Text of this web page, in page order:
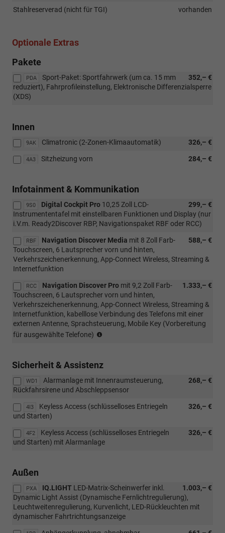
Stahlreserverad (nicht für TGI)
vorhanden
Optionale Extras
Pakete
PDA 352,– €
Sport-Paket: Sportfahrwerk (um ca. 15 mm
reduziert), Fahrprofileinstellung, Elektronische Differenzialsperre
(XDS)
Innen
9AK 326,– €
Climatronic (2-Zonen-Klimaautomatik)
4A3 284,– €
Sitzheizung vorn
Infotainment & Kommunikation
9S0 299,– €
Digital Cockpit Pro 10,25 Zoll LCD-
Instrumententafel mit einstellbaren Funktionen und Display (nur
i.V.m. Ready2Discover RBP, Navigationspaket RBF oder RCC)
RBF 588,– €
Navigation Discover Media mit 8 Zoll Farb-
Touchscreen, 6 Lautsprecher vorn und hinten,
Verkehrszeichenerkennung, App-Connect Wireless, Streaming &
Internetfunktion
RCC 1.333,– €
Navigation Discover Pro mit 9,2 Zoll Farb-
Touchscreen, 6 Lautsprecher vorn und hinten,
Verkehrszeichenerkennung, App-Connect Wireless, Streaming &
Internetfunktion, kabelllose Verbindung des Telefons mit einer
externen Antenne, Sprachsteuerung, Mobile Key (Vorbereitung
für ausgewählte Telefone)
ausgewählten
Sprachen
Sicherheit & Assistenz
WD1 268,– €
Alarmanlage mit Innenraumsteuerung,
Rückfahrsirene und Abschleppsensor
4I3 326,– €
Keyless Access (schlüsselloses Entriegeln
und Starten)
4F2 326,– €
Keyless Access (schlüsselloses Entriegeln
und Starten) mit Alarmanlage
Außen
PXA 1.003,– €
IQ.LIGHT LED-Matrix-Scheinwerfer inkl.
Dynamic Light Assist (Dynamische Fernlichtregulierung),
Leuchtweitenregulierung, Kurvenlicht, LED-Rückleuchten mit
dynamischer Fahrtrichtungsanzeige